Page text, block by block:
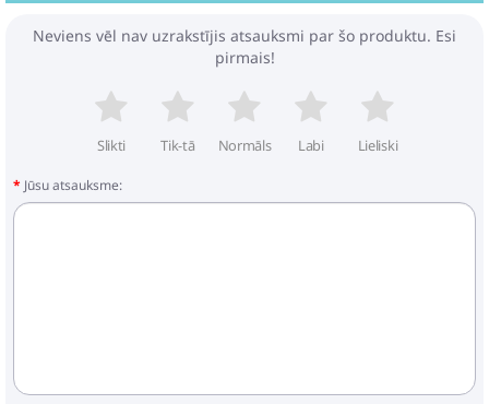
Neviens vēl nav uzrakstījis atsauksmi par šo produktu. Esi
pirmais!
Slikti Tik-tā Normāls Labi Lieliski
Jūsu atsauksme: